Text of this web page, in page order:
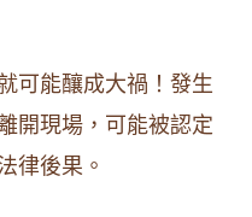
可能釀成大禍！發生
開現場，可能被認定
律後果。